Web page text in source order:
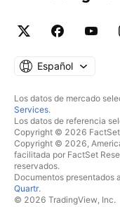
Español
Los datos de mercado
Services.
Los datos de referencia
Copyright © 2026 FactSet
Copyright © 2026,
facilitada por FactSet
reservados.
Documentos presentados
Quartr.
© 2026 TradingView, Inc.